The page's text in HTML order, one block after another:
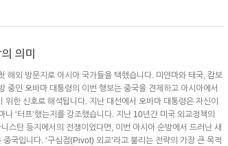
의미
해외 방문지로 아시아 국가들을 택했습니다. 미얀마와 태국, 캄보
중인 오바마 대통령의 이번 행보는 중국을 견제하고 아시아에서
위한 신호로 해석됩니다. 지난 대선에서 오바마 대통령은 자신이
나 ‘터프’했는지를 강조했습니다. 지난 10년간 미국 외교정책의
스탄 등지에서의 전쟁이었다면, 이번 아시아 순방에서 드러난 새
국입니다. ‘구심점(Pivot) 외교’라고 불리는 전략의 가장 큰 목적